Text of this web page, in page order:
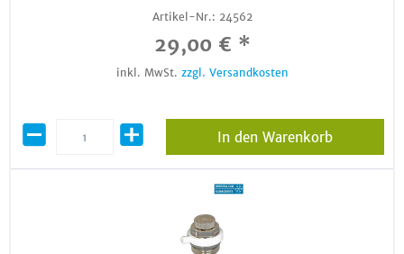
Artikel-Nr.: 24562
29,00 € *
inkl. MwSt. zzgl. Versandkosten
In den Warenkorb